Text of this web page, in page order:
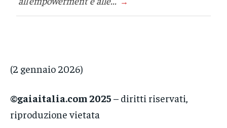
(2 gennaio 2026)
©gaiaitalia.com 2025 – diritti riservati,
riproduzione vietata